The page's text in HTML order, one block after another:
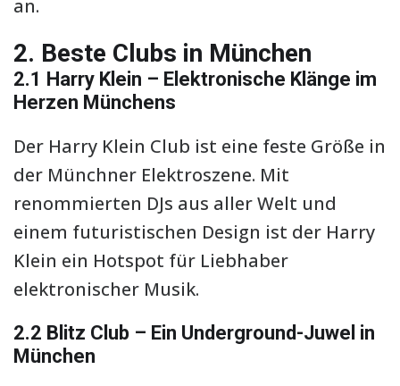
an.
2. Beste Clubs in München
2.1 Harry Klein – Elektronische Klänge im
Herzen Münchens
Der Harry Klein Club ist eine feste Größe in
der Münchner Elektroszene. Mit
renommierten DJs aus aller Welt und
einem futuristischen Design ist der Harry
Klein ein Hotspot für Liebhaber
elektronischer Musik.
2.2 Blitz Club – Ein Underground-Juwel in
München